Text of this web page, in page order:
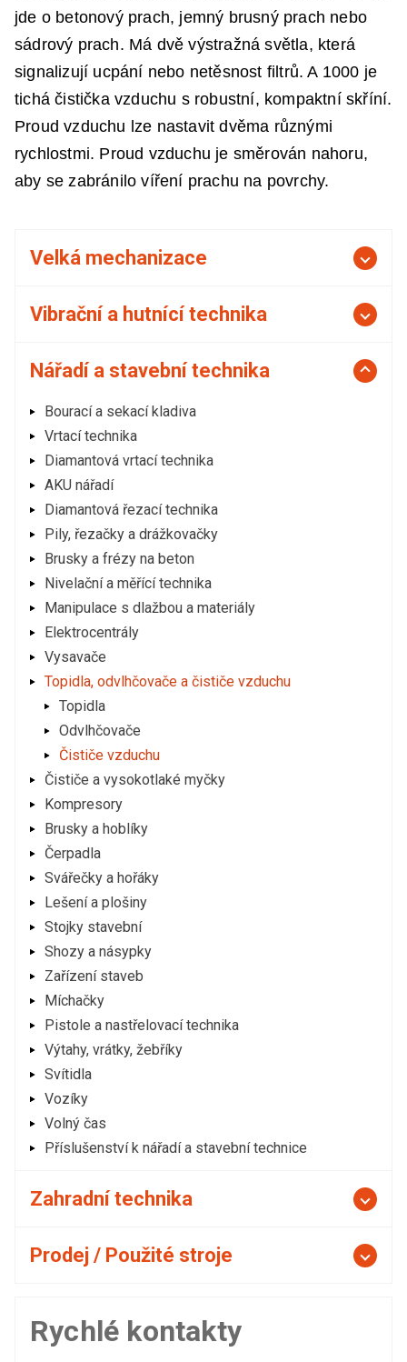
Velká mechanizace
Vibrační a hutnící technika
Nářadí a stavební technika
Bourací a sekací kladiva
Vrtací technika
Diamantová vrtací technika
AKU nářadí
Diamantová řezací technika
Pily, řezačky a drážkovačky
Brusky a frézy na beton
Nivelační a měřící technika
Manipulace s dlažbou a materiály
Elektrocentrály
Vysavače
Topidla, odvlhčovače a čističe vzduchu
Topidla
Odvlhčovače
Čističe vzduchu
Čističe a vysokotlaké myčky
Kompresory
Brusky a hoblíky
Čerpadla
Svářečky a hořáky
Lešení a plošiny
Stojky stavební
Shozy a násypky
Zařízení staveb
Míchačky
Pistole a nastřelovací technika
Výtahy, vrátky, žebříky
Svítidla
Vozíky
Volný čas
Příslušenství k nářadí a stavební technice
Zahradní technika
Prodej / Použité stroje
Rychlé kontakty
jde o betonový prach, jemný brusný prach nebo
sádrový prach. Má dvě výstražná světla, která
signalizují ucpání nebo netěsnost filtrů. A 1000 je
tichá čistička vzduchu s robustní, kompaktní skříní.
Proud vzduchu lze nastavit dvěma různými
rychlostmi. Proud vzduchu je směrován nahoru,
aby se zabránilo víření prachu na povrchy.